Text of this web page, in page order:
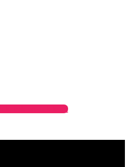
Yuk, cek produk kami